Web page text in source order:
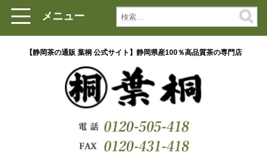
メニュー
【静岡茶の通販 葉桐 公式サイト】静岡県産100％高品質茶の専門店